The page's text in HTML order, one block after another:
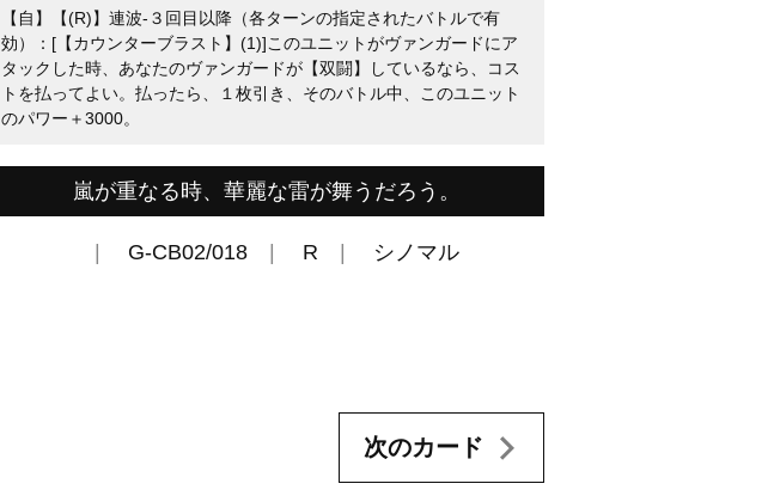
【自】【(R)】連波-３回目以降（各ターンの指定されたバトルで有
効）：[【カウンターブラスト】(1)]このユニットがヴァンガードにア
タックした時、あなたのヴァンガードが【双闘】しているなら、コス
トを払ってよい。払ったら、１枚引き、そのバトル中、このユニット
のパワー＋3000。
嵐が重なる時、華麗な雷が舞うだろう。
G-CB02/018 R シノマル
次のカード